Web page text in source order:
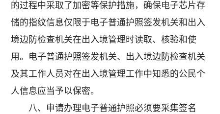
的过程中采取了加密等保护措施，确保电子芯片存
储的指纹信息仅限于电子普通护照签发机关和出入
境边防检查机关在出入境管理时读取、核验和使
用。电子普通护照签发机关、出入境边防检查机关
及其工作人员对在出入境管理工作中知悉的公民个
人信息应当予以保密。
八、申请办理电子普通护照必须要采集签名